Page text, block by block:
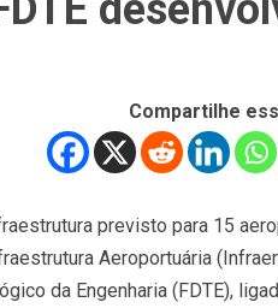
Compartilhe
previsto para 15
Aeroportuária
da Engenharia (FDTE),